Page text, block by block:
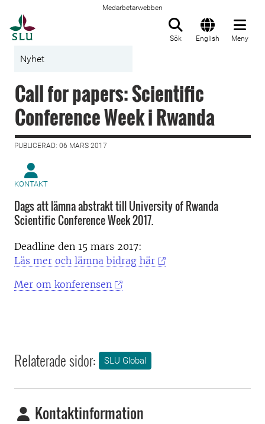
Medarbetarwebben
Sök English Meny
Nyhet
Call for papers: Scientific
Conference Week i Rwanda
PUBLICERAD: 06 MARS 2017
KONTAKT
Dags att lämna abstrakt till University of Rwanda
Scientific Conference Week 2017.
Deadline den 15 mars 2017:
Läs mer och lämna bidrag här
Mer om konferensen
Relaterade sidor: SLU Global
Kontaktinformation